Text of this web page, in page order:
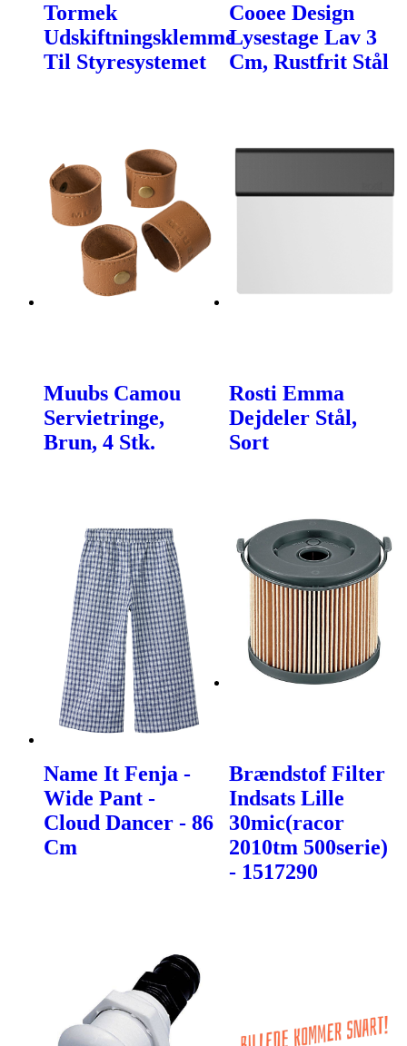
Tormek
Udskiftningsklemme
Til Styresystemet
Cooee Design
Lysestage Lav 3
Cm, Rustfrit Stål
Muubs Camou
Servietringe,
Brun, 4 Stk.
Rosti Emma
Dejdeler Stål,
Sort
Name It Fenja -
Wide Pant -
Cloud Dancer - 86
Cm
Brændstof Filter
Indsats Lille
30mic(racor
2010tm 500serie)
- 1517290